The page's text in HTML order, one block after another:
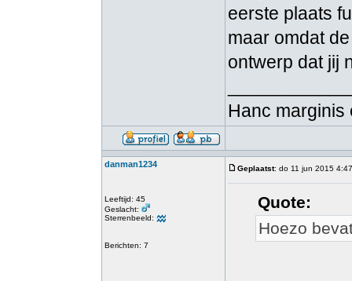
eerste plaats
maar omdat
ontwerp dat jij
Hanc marginis
danman1234
Leeftijd: 45
Geslacht:
Sterrenbeeld:
Berichten: 7
Geplaatst: do 11 jun 2015 4:47
Quote:
Hoezo